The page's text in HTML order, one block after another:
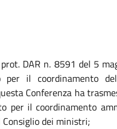
DAR n. 8591 del 5
per il coordinamento
Conferenza ha
per il coordinamento
Consiglio dei ministri;